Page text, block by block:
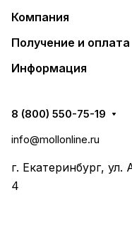
Компания
Получение и оплата
Информация
8 (800) 550-75-19
info@mollonline.ru
г. Екатеринбург,
4